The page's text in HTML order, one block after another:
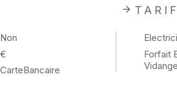
Non
€
CarteBancaire
Forfait